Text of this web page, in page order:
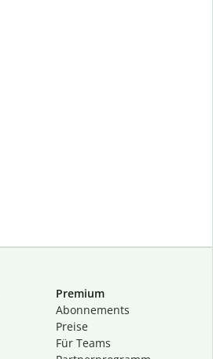
Premium
Abon­ne­ments
Preise
Für Teams